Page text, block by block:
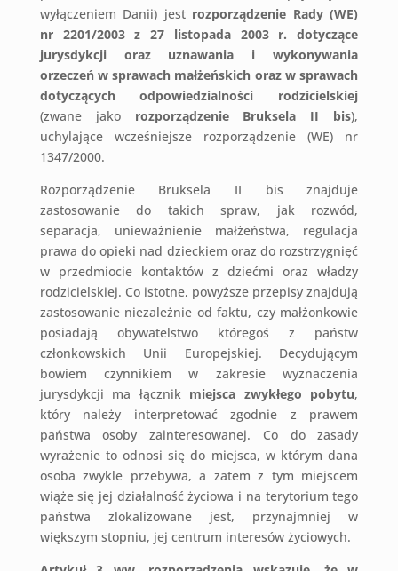
wyłączeniem Danii) jest rozporządzenie Rady (WE)
nr 2201/2003 z 27 listopada 2003 r. dotyczące
jurysdykcji oraz uznawania i wykonywania
orzeczeń w sprawach małżeńskich oraz w sprawach
dotyczących odpowiedzialności rodzicielskiej
(zwane jako rozporządzenie Bruksela II bis),
uchylające wcześniejsze rozporządzenie (WE) nr
1347/2000.
Rozporządzenie Bruksela II bis znajduje
zastosowanie do takich spraw, jak rozwód,
separacja, unieważnienie małżeństwa, regulacja
prawa do opieki nad dzieckiem oraz do rozstrzygnięć
w przedmiocie kontaktów z dziećmi oraz władzy
rodzicielskiej. Co istotne, powyższe przepisy znajdują
zastosowanie niezależnie od faktu, czy małżonkowie
posiadają obywatelstwo któregoś z państw
członkowskich Unii Europejskiej. Decydującym
bowiem czynnikiem w zakresie wyznaczenia
jurysdykcji ma łącznik miejsca zwykłego pobytu,
który należy interpretować zgodnie z prawem
państwa osoby zainteresowanej. Co do zasady
wyrażenie to odnosi się do miejsca, w którym dana
osoba zwykle przebywa, a zatem z tym miejscem
wiąże się jej działalność życiowa i na terytorium tego
państwa zlokalizowane jest, przynajmniej w
większym stopniu, jej centrum interesów życiowych.